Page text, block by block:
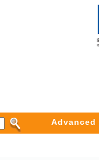
Advanced